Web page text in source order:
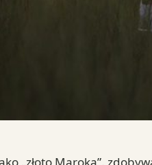
„złoto Maroka”,